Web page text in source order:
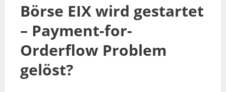
Börse EIX wird gestartet
– Payment-for-
Orderflow Problem
gelöst?